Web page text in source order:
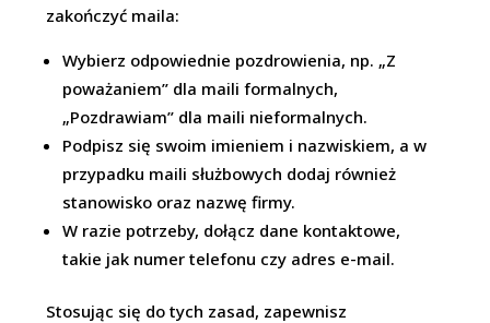
zakończyć maila:
Wybierz odpowiednie pozdrowienia, np. „Z
poważaniem” dla maili formalnych,
„Pozdrawiam” dla maili nieformalnych.
Podpisz się swoim imieniem i nazwiskiem, a w
przypadku maili służbowych dodaj również
stanowisko oraz nazwę firmy.
W razie potrzeby, dołącz dane kontaktowe,
takie jak numer telefonu czy adres e-mail.
Stosując się do tych zasad, zapewnisz